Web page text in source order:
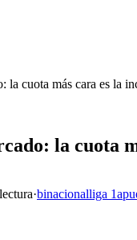
la cuota más cara es la
la cuota
·binacionalliga 1